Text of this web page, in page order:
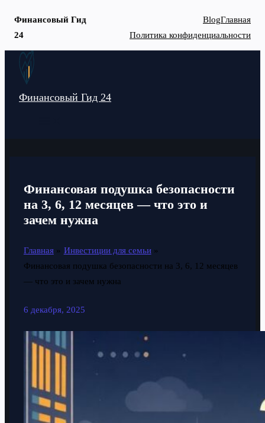
Финансовый Гид
24
BlogГлавная
Политика конфиденциальности
Перейти
Финансовый Гид 24
Финансовая подушка безопасности
на 3, 6, 12 месяцев — что это и
зачем нужна
Главная
Инвестиции для семьи
Финансовая подушка безопасности на 3, 6, 12 месяцев
— что это и зачем нужна
6 декабря, 2025